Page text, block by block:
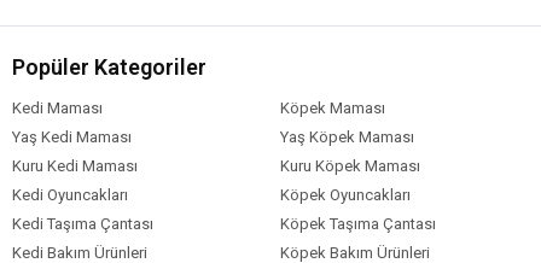
Ambalaj
Kedi Irk Özelliği Tümüne Uygun
Popüler Kategoriler
Kedi Maması
Köpek Maması
Yaş Kedi Maması
Yaş Köpek Maması
Kuru Kedi Maması
Kuru Köpek Maması
Kedi Oyuncakları
Köpek Oyuncakları
Kedi Taşıma Çantası
Köpek Taşıma Çantası
Kedi Bakım Ürünleri
Köpek Bakım Ürünleri